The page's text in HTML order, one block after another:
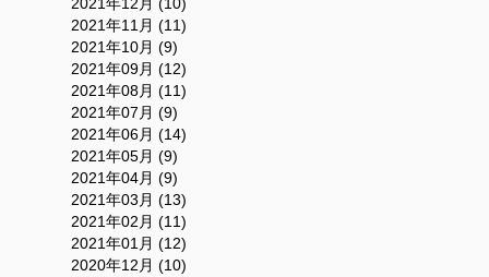
2021年11月 (11)
2021年10月 (9)
2021年09月 (12)
2021年08月 (11)
2021年07月 (9)
2021年06月 (14)
2021年05月 (9)
2021年04月 (9)
2021年03月 (13)
2021年02月 (11)
2021年01月 (12)
2020年12月 (10)